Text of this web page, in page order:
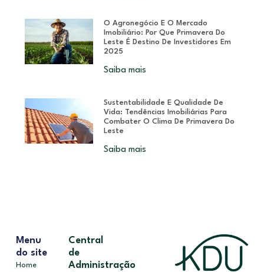
O Agronegócio E O Mercado
Imobiliário: Por Que Primavera Do
Leste É Destino De Investidores Em
2025
Saiba mais
Sustentabilidade E Qualidade De
Vida: Tendências Imobiliárias Para
Combater O Clima De Primavera Do
Leste
Saiba mais
Menu
do site
Home
Central
de
Administração